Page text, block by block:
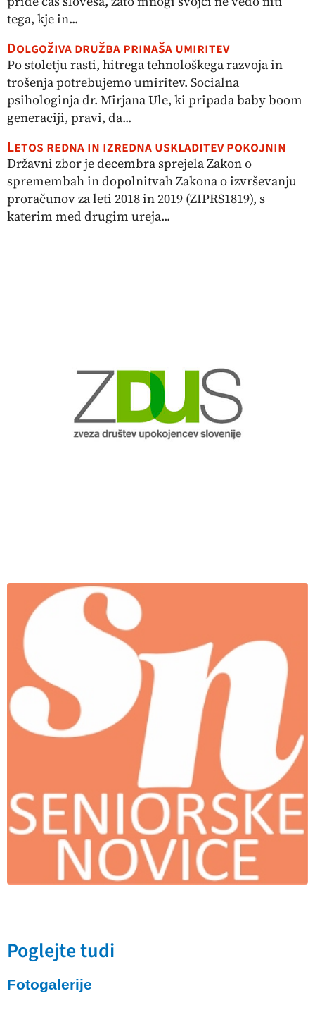
tega, kje in...
Dolgoživa družba prinaša umiritev
Po stoletju rasti, hitrega tehnološkega razvoja in
trošenja potrebujemo umiritev. Socialna
psihologinja dr. Mirjana Ule, ki pripada baby boom
generaciji, pravi, da...
Letos redna in izredna uskladitev pokojnin
Državni zbor je decembra sprejela Zakon o
spremembah in dopolnitvah Zakona o izvrševanju
proračunov za leti 2018 in 2019 (ZIPRS1819), s
katerim med drugim ureja...
Poglejte tudi
Fotogalerije